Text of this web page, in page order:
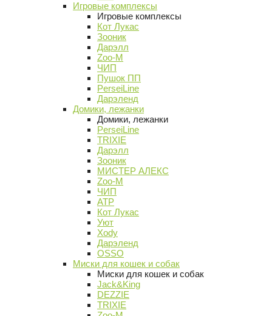
Игровые комплексы
Игровые комплексы
Кот Лукас
Зооник
Дарэлл
Zoo-M
ЧИП
Пушок ПП
PerseiLine
Дарэленд
Домики, лежанки
Домики, лежанки
PerseiLine
TRIXIE
Дарэлл
Зооник
МИСТЕР АЛЕКС
Zoo-M
ЧИП
АТР
Кот Лукас
Уют
Xody
Дарэленд
OSSO
Миски для кошек и собак
Миски для кошек и собак
Jack&King
DEZZIE
TRIXIE